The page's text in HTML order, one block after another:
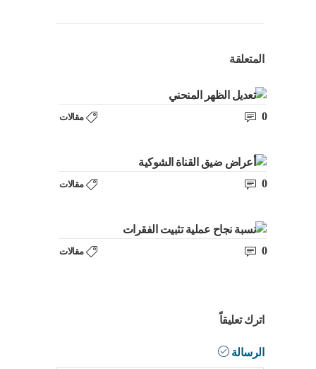
المتعلقة
مقالات 0
مقالات 0
مقالات 0
اترك تعليقاً
الرسالة